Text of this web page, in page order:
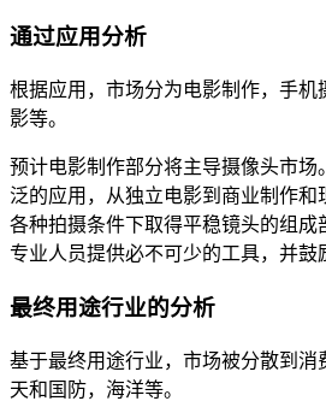
通过应用分析
根据应用，市场分为电影制作，手机
影等。
预计电影制作部分将主导摄像头市场
泛的应用，从独立电影到商业制作和
各种拍摄条件下取得平稳镜头的组成
专业人员提供必不可少的工具，并鼓
最终用途行业的分析
基于最终用途行业，市场被分散到消
天和国防，海洋等。